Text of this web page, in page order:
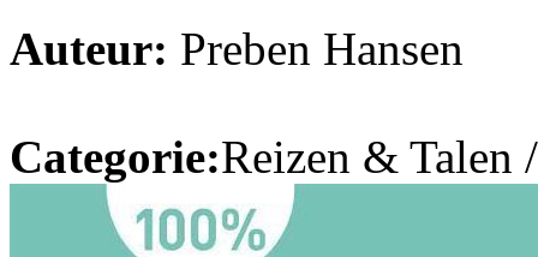
Auteur: Preben Hansen
Categorie:Reizen & Talen